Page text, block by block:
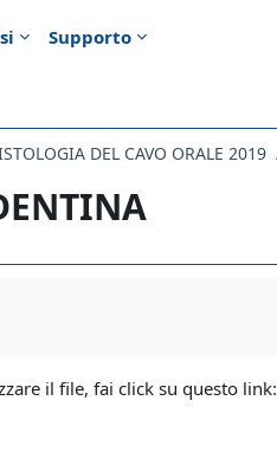
Supporto
DEL CAVO ORALE 2019
il file, fai click su questo link: